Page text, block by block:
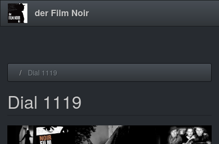
der Film Noir
Dial 1119
Dial 1119